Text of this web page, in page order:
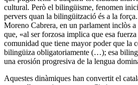
cultural. Però el bilingüisme, fenomen
pervers quan la bilingüització és a la
Moreno Cabrera, en un parlament inclòs a
que, «al ser forzosa implica que esa
comunidad que tiene mayor poder que la
bilingüiza obligatoriamente (…); esa
una erosión progresiva de la lengua
Aquestes dinàmiques han convertit el